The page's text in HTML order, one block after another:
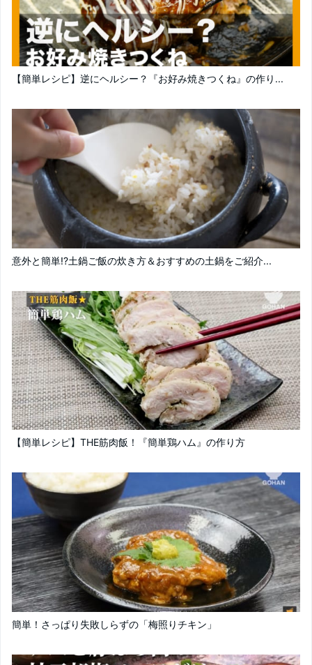
【簡単レシピ】逆にヘルシー？『お好み焼きつくね』の作り...
意外と簡単!?土鍋ご飯の炊き方＆おすすめの土鍋をご紹介...
【簡単レシピ】THE筋肉飯！『簡単鶏ハム』の作り方
簡単！さっぱり失敗しらずの「梅照りチキン」